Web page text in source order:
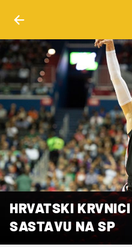
HRVATSKI
SASTAVU NA SP